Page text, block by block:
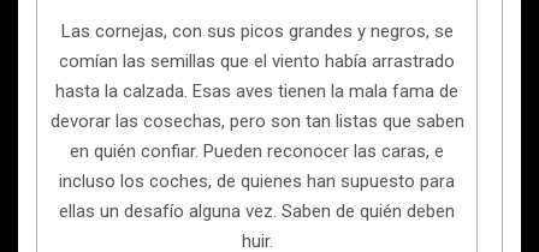
Las cornejas, con sus picos grandes y negros, se
comían las semillas que el viento había arrastrado
hasta la calzada. Esas aves tienen la mala fama de
devorar las cosechas, pero son tan listas que saben
en quién confiar. Pueden reconocer las caras, e
incluso los coches, de quienes han supuesto para
ellas un desafío alguna vez. Saben de quién deben
huir.